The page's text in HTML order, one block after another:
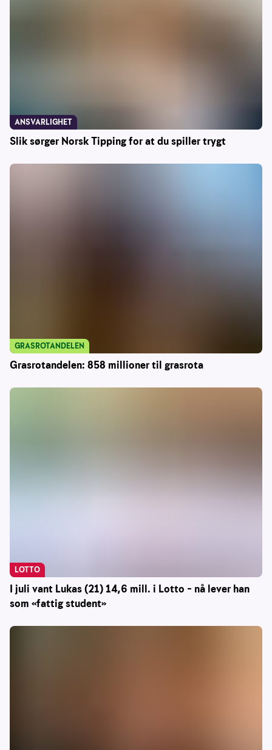
Slik sørger Norsk Tipping for at du spiller trygt
ANSVARLIGHET
Grasrotandelen: 858 millioner til grasrota
GRASROTANDELEN
I juli vant Lukas (21) 14,6 mill. i Lotto – nå lever han
som «fattig student»
LOTTO